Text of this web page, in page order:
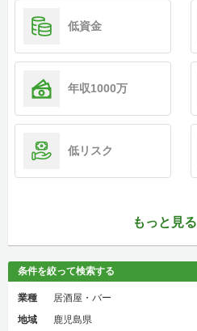
低資金
年収1000万
低リスク
もっと見る
条件を絞って検索する
業種
居酒屋・バー
地域
鹿児島県